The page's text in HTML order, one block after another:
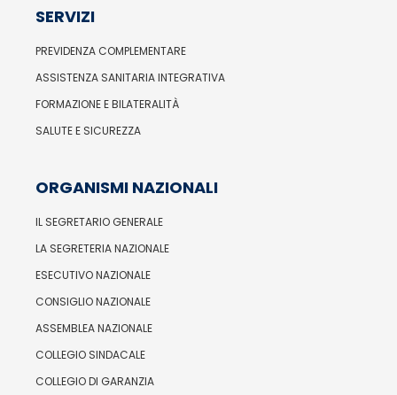
SERVIZI
PREVIDENZA COMPLEMENTARE
ASSISTENZA SANITARIA INTEGRATIVA
FORMAZIONE E BILATERALITÀ
SALUTE E SICUREZZA
ORGANISMI NAZIONALI
IL SEGRETARIO GENERALE
LA SEGRETERIA NAZIONALE
ESECUTIVO NAZIONALE
CONSIGLIO NAZIONALE
ASSEMBLEA NAZIONALE
COLLEGIO SINDACALE
COLLEGIO DI GARANZIA